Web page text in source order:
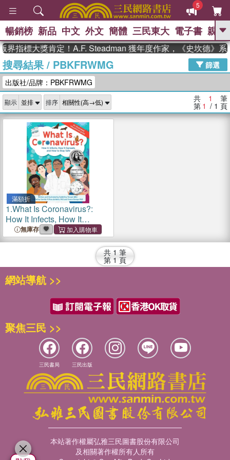
5
GO
熱搜： The Odyssey 、
父親節 、 如果歷史是一群喵 、 暑期
念華 、 台灣的李登輝時代 、 數學女
孩：黎曼猜想
偉大的迷走神經
暢銷榜 新品 中文 外文 簡體 三民東大 電子書 親子
界指標大獎肯定！A.F. Steadman 獲年度作家，《史坎德》系
搜尋結果/ PBKFRWMG
篩選
出版社/品牌：PBKFRWMG
顯示 排序 共 1 筆
第 1 / 1 頁
滿額折
1.What Is Coronavirus?:
How It Infects, How It
Spreads, and How to Stay
Safe
無庫存
共 1 筆
第 1 頁
網站導航 >>
聚焦三民 >>
三民書局 三民出版
本站著作權屬弘雅三民圖書股份有限公司
及相關著作權所有人所有